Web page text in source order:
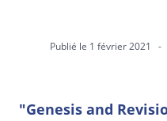
Publié le 1 février 2021 -
"Genesis and